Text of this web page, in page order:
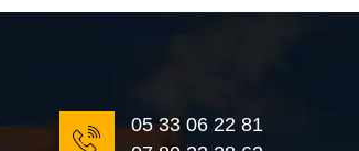
05 33 06 22 81